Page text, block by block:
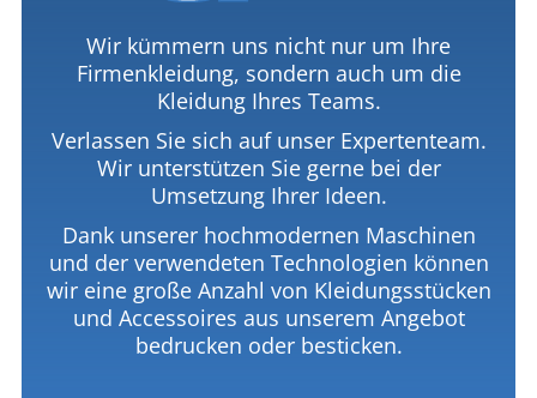
Wir kümmern uns nicht nur um Ihre
Firmenkleidung, sondern auch um die
Kleidung Ihres Teams.
Verlassen Sie sich auf unser Expertenteam.
Wir unterstützen Sie gerne bei der
Umsetzung Ihrer Ideen.
Dank unserer hochmodernen Maschinen
und der verwendeten Technologien können
wir eine große Anzahl von Kleidungsstücken
und Accessoires aus unserem Angebot
bedrucken oder besticken.